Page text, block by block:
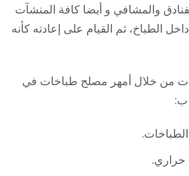
والمشافي و أيضا كافة المنشآت
الطباخ، ثم القيام على إعادته كأنه
من خلال أمهر مصلح طباخات في
ب:
حراري.